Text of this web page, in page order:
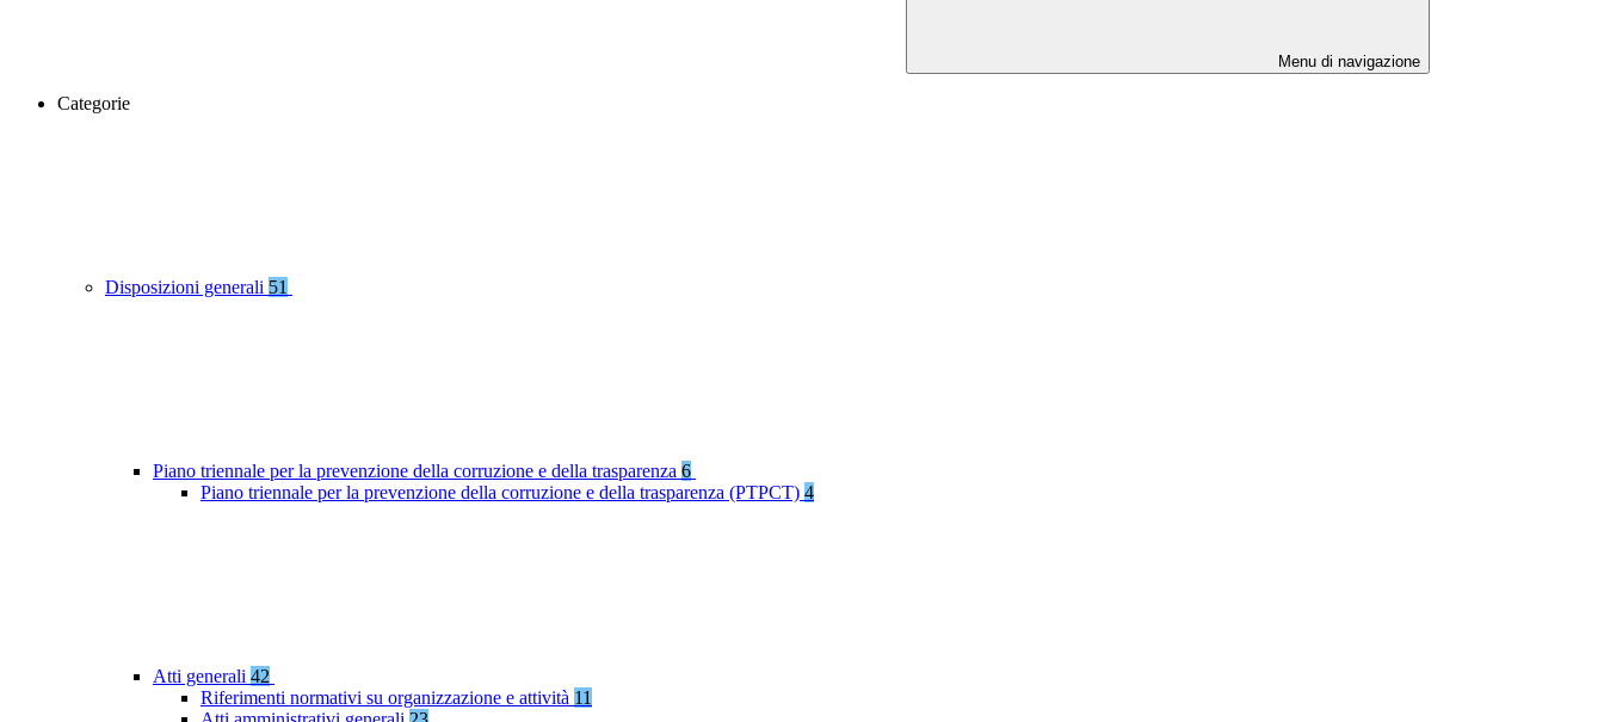
Menu di navigazione
Categorie
Disposizioni generali 51
Piano triennale per la prevenzione della corruzione e della trasparenza 6
Piano triennale per la prevenzione della corruzione e della trasparenza (PTPCT) 4
Atti generali 42
Riferimenti normativi su organizzazione e attività 11